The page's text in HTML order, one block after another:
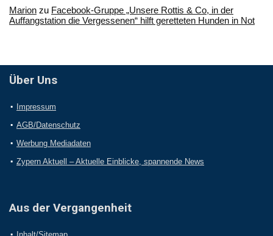
Marion zu Facebook-Gruppe „Unsere Rottis & Co, in der
Auffangstation die Vergessenen“ hilft geretteten Hunden in Not
Über Uns
Impressum
AGB/Datenschutz
Werbung Mediadaten
Zypern Aktuell – Aktuelle Einblicke, spannende News
Aus der Vergangenheit